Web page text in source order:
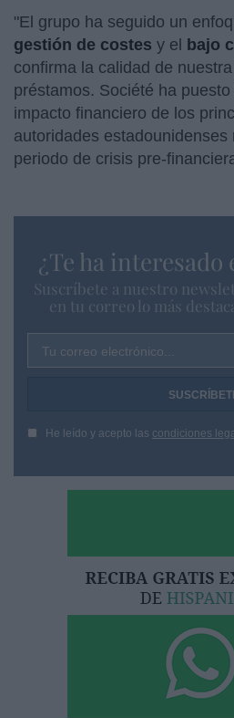
"El grupo ha seguido un
gestión de costes y el
bajo
confirma la calidad de
préstamos. Société ha
impacto financiero de los
autoridades estadounidenses
periodo de crisis pre-
¿Te ha
Suscríbete a nuestro
en tu correo lo más
Tu correo electrónico...
He leído y acepto las condiciones